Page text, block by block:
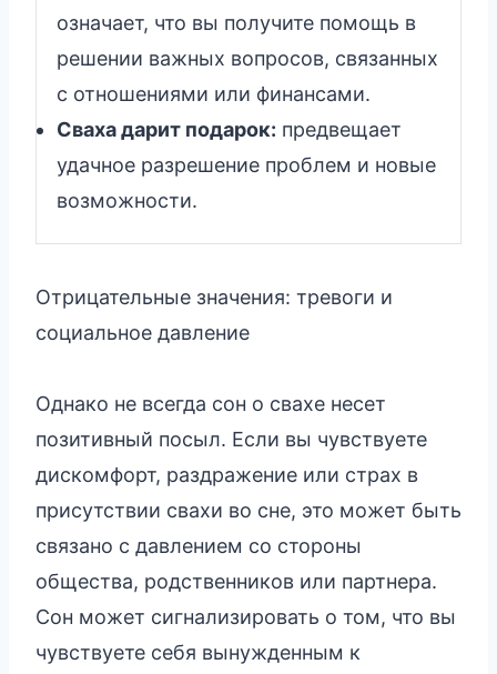
означает, что вы получите помощь в
решении важных вопросов, связанных
с отношениями или финансами.
Сваха дарит подарок: предвещает
удачное разрешение проблем и новые
возможности.
Отрицательные значения: тревоги и
социальное давление
Однако не всегда сон о свахе несет
позитивный посыл. Если вы чувствуете
дискомфорт, раздражение или страх в
присутствии свахи во сне, это может быть
связано с давлением со стороны
общества, родственников или партнера.
Сон может сигнализировать о том, что вы
чувствуете себя вынужденным к